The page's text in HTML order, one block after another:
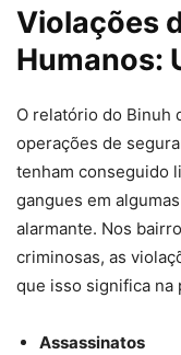
Violações
Humanos:
O relatório do Binuh
operações de
tenham conseguido
gangues em
alarmante. Nos
criminosas, as
que isso significa na
Assassinatos